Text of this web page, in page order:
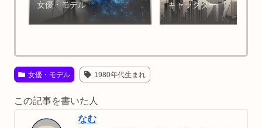
女優・モデル キャラクター
女優・モデル 1980年代生まれ
この記事を書いた人
なむ